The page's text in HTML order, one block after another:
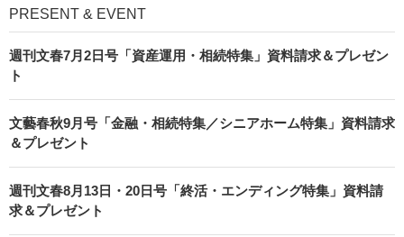
PRESENT & EVENT
週刊文春7月2日号「資産運用・相続特集」資料請求＆プレゼン
ト
文藝春秋9月号「金融・相続特集／シニアホーム特集」資料請求
＆プレゼント
週刊文春8月13日・20日号「終活・エンディング特集」資料請
求＆プレゼント